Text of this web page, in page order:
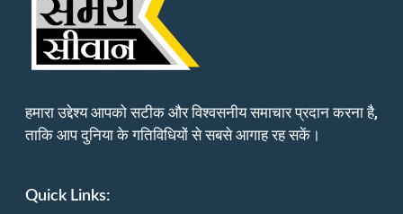
हमारा उद्देश्य आपको सटीक और विश्वसनीय समाचार प्रदान करना है,
ताकि आप दुनिया के गतिविधियों से सबसे आगाह रह सकें।
Quick Links: